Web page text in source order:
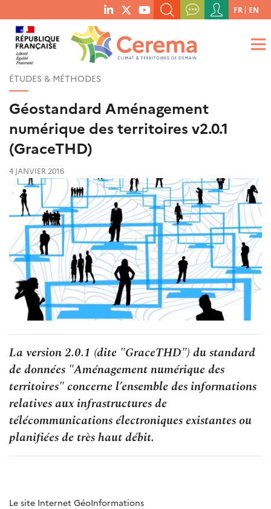
menu
social
links
RECHERCHER UN MOT-CLÉ, UNE PUBLICATION, ETC.
QUE RECHERCHEZ-VOUS ?
Menu
du
compte
de
FR EN
ÉTUDES & MÉTHODES
Géostandard Aménagement
numérique des territoires v2.0.1
(GraceTHD)
4 JANVIER 2016
La version 2.0.1 (dite "GraceTHD") du standard
de données "Aménagement numérique des
territoires" concerne l’ensemble des informations
relatives aux infrastructures de
télécommunications électroniques existantes ou
planifiées de très haut débit.
Le site Internet GéoInformations